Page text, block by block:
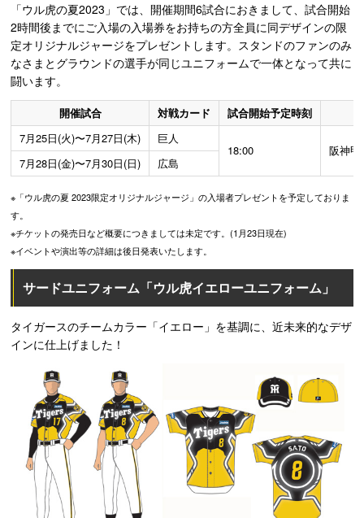
「ウル虎の夏2023」では、開催期間6試合におきまして、試合開始
2時間後までにご入場の入場券をお持ちの方全員に同デザインの限
定オリジナルジャージをプレゼントします。スタンドのファンのみ
なさまとグラウンドの選手が同じユニフォームで一体となって共に
闘います。
開催試合 対戦カード 試合開始予定時刻
7月25日(火)〜7月27日(木)
巨人
18:00
阪神甲
7月28日(金)〜7月30日(日)
広島
※「ウル虎の夏 2023限定オリジナルジャージ」の入場者プレゼントを予定しておりま
す。
※チケットの発売日など概要につきましては未定です。(1月23日現在)
※イベントや演出等の詳細は後日発表いたします。
サードユニフォーム「ウル虎イエローユニフォーム」
タイガースのチームカラー「イエロー」を基調に、近未来的なデザ
インに仕上げました！